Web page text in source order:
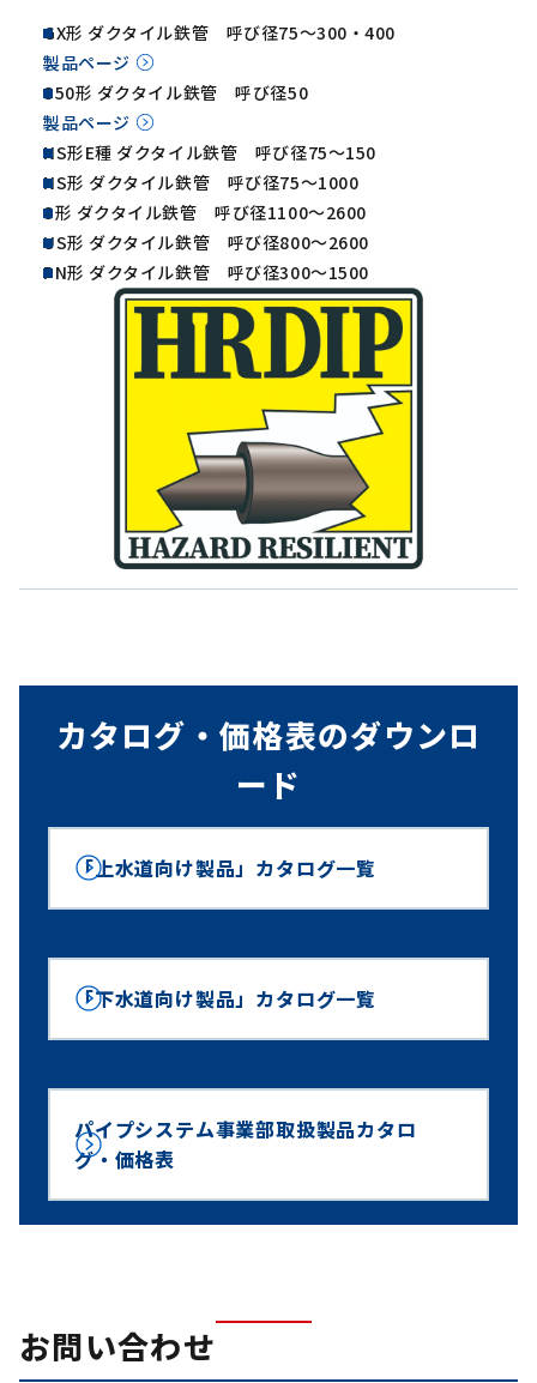
GX形 ダクタイル鉄管 呼び径75～300・400
製品ページ
S50形 ダクタイル鉄管 呼び径50
製品ページ
NS形E種 ダクタイル鉄管 呼び径75～150
NS形 ダクタイル鉄管 呼び径75～1000
S形 ダクタイル鉄管 呼び径1100～2600
US形 ダクタイル鉄管 呼び径800～2600
PN形 ダクタイル鉄管 呼び径300～1500
カタログ・価格表のダウンロ
ード
「上水道向け製品」カタログ一覧
「下水道向け製品」カタログ一覧
パイプシステム事業部取扱製品カタロ
グ・価格表
お問い合わせ